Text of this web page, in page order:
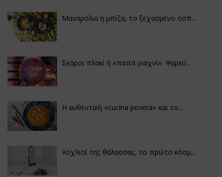
Μαναρόλια ή μπίζα, το ξεχασμένο όσπ...
Σκάροι πλακί ή «παπά γιαχνί». Ψαρεύ...
Η αυθεντική «cucina povera» και το...
Χοχλιοί της θάλασσας, το πρώτο κόσμ...